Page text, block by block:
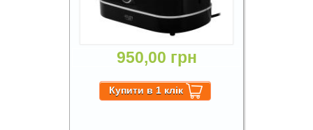
950,00 грн